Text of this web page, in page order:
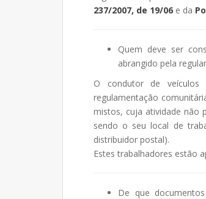
237/2007, de 19/06 e da
Quem deve ser
abrangido pela
O condutor de veículos
regulamentação
mistos, cuja atividade não
sendo o seu local de
distribuidor postal).
Estes trabalhadores estão
De que